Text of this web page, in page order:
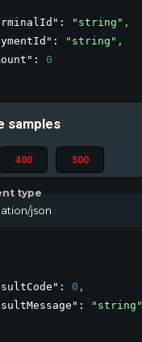
: "string" ,
: "string" ,
: 0
samples
400 500
type
json
: 0 ,
:
"string"